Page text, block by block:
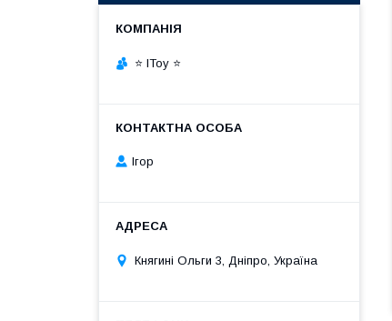
⭐ IToy ⭐
Ігор
Княгині Ольги 3, Дніпро, Україна